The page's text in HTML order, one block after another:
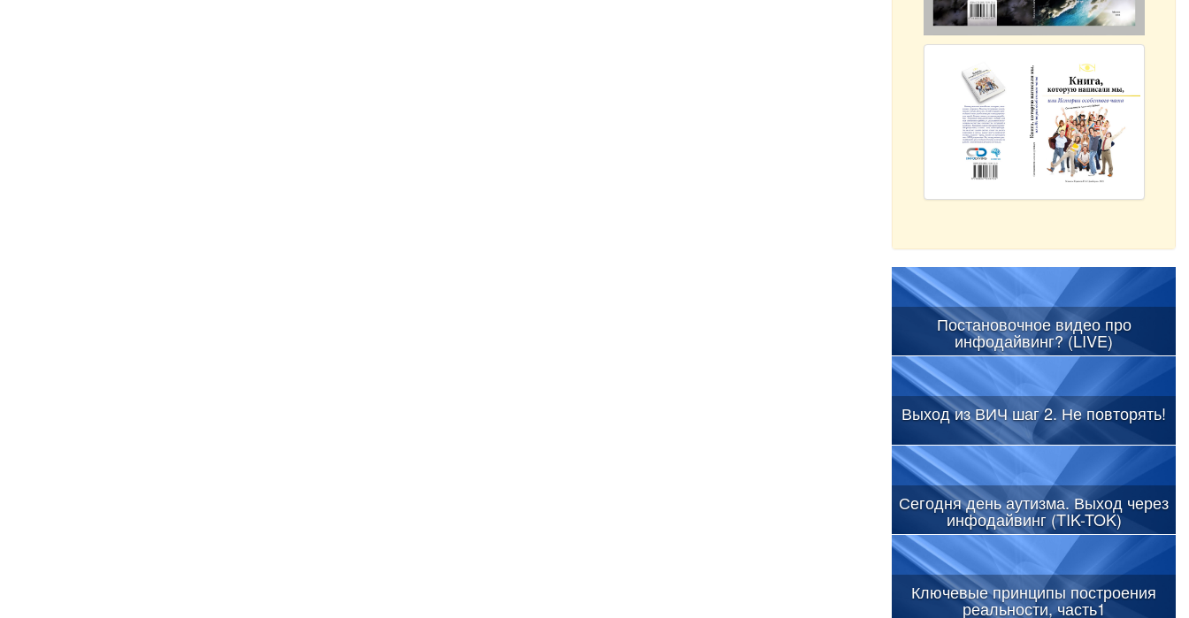
Постановочное видео про
инфодайвинг? (LIVE)
Выход из ВИЧ шаг 2. Не повторять!
Сегодня день аутизма. Выход через
инфодайвинг (TIK-TOK)
Ключевые принципы построения
реальности, часть1